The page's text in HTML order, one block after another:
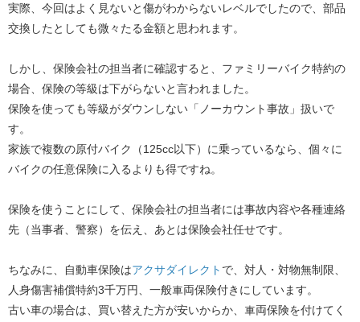
実際、今回はよく見ないと傷がわからないレベルでしたので、部品
交換したとしても微々たる金額と思われます。
しかし、保険会社の担当者に確認すると、ファミリーバイク特約の
場合、保険の等級は下がらないと言われました。
保険を使っても等級がダウンしない「ノーカウント事故」扱いで
す。
家族で複数の原付バイク（125cc以下）に乗っているなら、個々に
バイクの任意保険に入るよりも得ですね。
保険を使うことにして、保険会社の担当者には事故内容や各種連絡
先（当事者、警察）を伝え、あとは保険会社任せです。
ちなみに、自動車保険はアクサダイレクト で、対人・対物無制限、
人身傷害補償特約3千万円、一般車両保険付きにしています。
古い車の場合は、買い替えた方が安いからか、車両保険を付けてく